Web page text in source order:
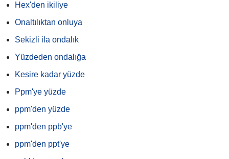
Hex'den ikiliye
Onaltılıktan onluya
Sekizli ila ondalık
Yüzdeden ondalığa
Kesire kadar yüzde
Ppm'ye yüzde
ppm'den yüzde
ppm'den ppb'ye
ppm'den ppt'ye